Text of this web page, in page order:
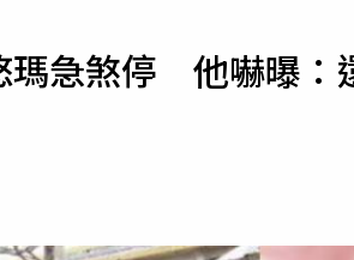
運勢
瑪急煞停 他嚇曝：